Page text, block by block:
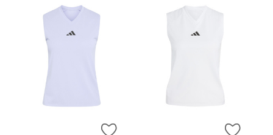
ZUR WUNSCHLISTE HINZUFÜGEN
ZUR